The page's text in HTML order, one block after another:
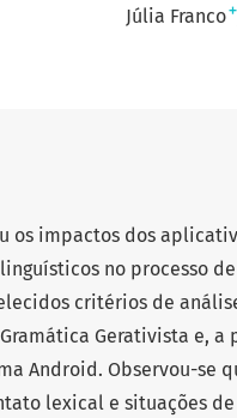
Júlia Franco+
os impactos dos
no processo
critérios de
Gerativista e,
Android. Observou-se
lexical e situações